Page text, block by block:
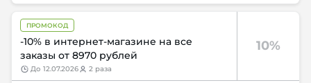
10%
ПРОМОКОД
-10% в интернет-магазине на все
заказы от 8970 рублей
до 12.07.2026 2 раза